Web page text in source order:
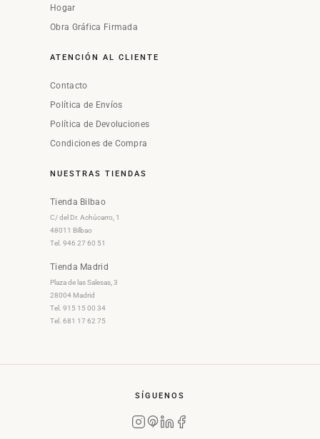
Hogar
Obra Gráfica Firmada
ATENCIÓN AL CLIENTE
Contacto
Política de Envíos
Política de Devoluciones
Condiciones de Compra
NUESTRAS TIENDAS
Tienda Bilbao
C/ del Dr. Achúcarro, 1
48011 Bilbao
Tel. 946 27 60 51
Tienda Madrid
Plaza de las Salesas, 3
28004 Madrid
Tel. 915 15 00 34
Tel. 681 17 62 75
SÍGUENOS